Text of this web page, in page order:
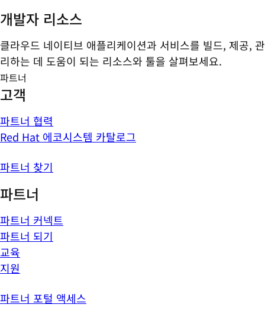
개발자 리소스
클라우드 네이티브 애플리케이션과 서비스를 빌드, 제공, 관
리하는 데 도움이 되는 리소스와 툴을 살펴보세요.
파트너
고객
파트너 협력
Red Hat 에코시스템 카탈로그
파트너 찾기
파트너
파트너 커넥트
파트너 되기
교육
지원
파트너 포털 액세스